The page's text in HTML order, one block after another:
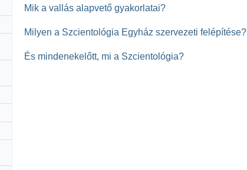
Mik a vallás alapvető gyakorlatai?
Milyen a Szcientológia Egyház szervezeti felépítése?
És mindenekelőtt, mi a Szcientológia?